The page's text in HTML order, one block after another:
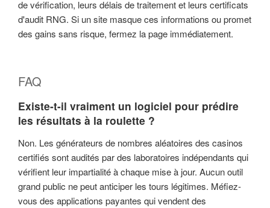
de vérification, leurs délais de traitement et leurs certificats
d'audit RNG. Si un site masque ces informations ou promet
des gains sans risque, fermez la page immédiatement.
FAQ
Existe-t-il vraiment un logiciel pour prédire
les résultats à la roulette ?
Non. Les générateurs de nombres aléatoires des casinos
certifiés sont audités par des laboratoires indépendants qui
vérifient leur impartialité à chaque mise à jour. Aucun outil
grand public ne peut anticiper les tours légitimes. Méfiez-
vous des applications payantes qui vendent des